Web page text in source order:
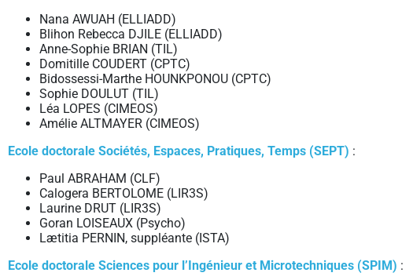
Nana AWUAH (ELLIADD)
Blihon Rebecca DJILE (ELLIADD)
Anne-Sophie BRIAN (TIL)
Domitille COUDERT (CPTC)
Bidossessi-Marthe HOUNKPONOU (CPTC)
Sophie DOULUT (TIL)
Léa LOPES (CIMEOS)
Amélie ALTMAYER (CIMEOS)
Ecole doctorale Sociétés, Espaces, Pratiques, Temps (SEPT) :
Paul ABRAHAM (CLF)
Calogera BERTOLOME (LIR3S)
Laurine DRUT (LIR3S)
Goran LOISEAUX (Psycho)
Lætitia PERNIN, suppléante (ISTA)
Ecole doctorale Sciences pour l’Ingénieur et Microtechniques (SPIM) :